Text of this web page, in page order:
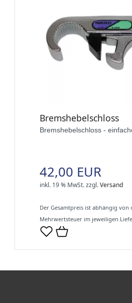
Bremshebelschloss
Bremshebelschloss -
42,00 EUR
inkl. 19 % MwSt.zzgl.Versand
Der Gesamtpreis ist abhängig von
Mehrwertsteuer im jeweiligen